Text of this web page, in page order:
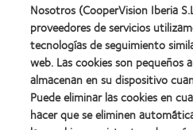
(2011)
about
2012:
Premio
Manufacturing
Leadership
100
(ML
100)
Learn
more
about
Premio
de
Nosotros (CooperVision Iberia
proveedores de servicios
tecnologías de seguimiento
web. Las cookies son pequeños
almacenan en su dispositivo
Puede eliminar las cookies en
hacer que se eliminen